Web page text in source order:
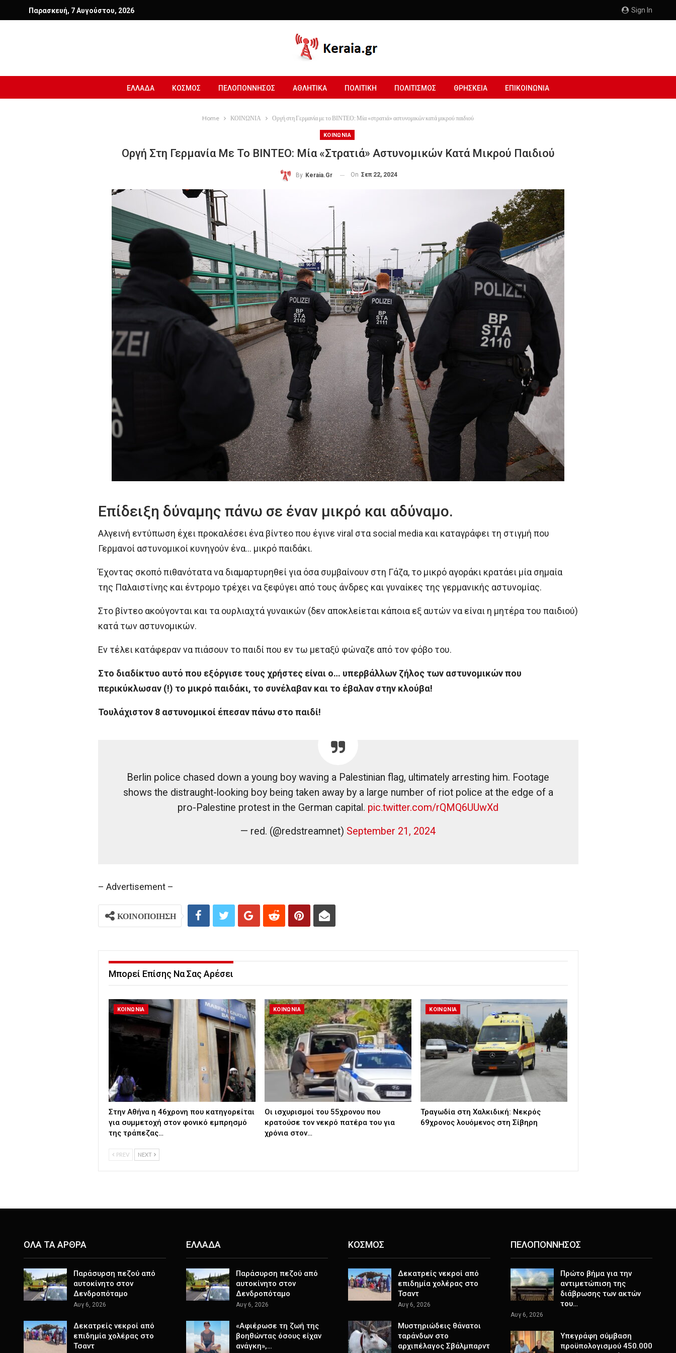
Sign In
Παρασκευή, 7 Αυγούστου, 2026
ΕΛΛΑΔΑ ΚΟΣΜΟΣ ΠΕΛΟΠΟΝΝΗΣΟΣ ΑΘΛΗΤΙΚΑ ΠΟΛΙΤΙΚΗ ΠΟΛΙΤΙΣΜΟΣ ΘΡΗΣΚΕΙΑ ΕΠΙΚΟΙΝΩΝΙΑ
Home ΚΟΙΝΩΝΙΑ Οργή στη Γερμανία με το ΒΙΝΤΕΟ: Μία «στρατιά» αστυνομικών κατά μικρού παιδιού
ΚΟΙΝΩΝΙΑ
Οργή Στη Γερμανία Με Το ΒΙΝΤΕΟ: Μία «στρατιά» Αστυνομικών Κατά Μικρού Παιδιού
By Keraia.gr On Σεπ 22, 2024
Επίδειξη δύναμης πάνω σε έναν μικρό και αδύναμο.
Αλγεινή εντύπωση έχει προκαλέσει ένα βίντεο που έγινε viral στα social media και καταγράφει τη στιγμή που
Γερμανοί αστυνομικοί κυνηγούν ένα… μικρό παιδάκι.
Έχοντας σκοπό πιθανότατα να διαμαρτυρηθεί για όσα συμβαίνουν στη Γάζα, το μικρό αγοράκι κρατάει μία σημαία
της Παλαιστίνης και έντρομο τρέχει να ξεφύγει από τους άνδρες και γυναίκες της γερμανικής αστυνομίας.
Στο βίντεο ακούγονται και τα ουρλιαχτά γυναικών (δεν αποκλείεται κάποια εξ αυτών να είναι η μητέρα του παιδιού)
κατά των αστυνομικών.
Εν τέλει κατάφεραν να πιάσουν το παιδί που εν τω μεταξύ φώναζε από τον φόβο του.
Στο διαδίκτυο αυτό που εξόργισε τους χρήστες είναι ο… υπερβάλλων ζήλος των αστυνομικών που
περικύκλωσαν (!) το μικρό παιδάκι, το συνέλαβαν και το έβαλαν στην κλούβα!
Τουλάχιστον 8 αστυνομικοί έπεσαν πάνω στο παιδί!
Berlin police chased down a young boy waving a Palestinian flag, ultimately arresting him. Footage
shows the distraught-looking boy being taken away by a large number of riot police at the edge of a
pro-Palestine protest in the German capital. pic.twitter.com/rQMQ6UUwXd
— red. (@redstreamnet) September 21, 2024
– Advertisement –
ΚΟΙΝΟΠΟΙΗΣΗ
Μπορεί Επίσης Να Σας Αρέσει
ΚΟΙΝΩΝΙΑ
Στην Αθήνα η 46χρονη που κατηγορείται
για συμμετοχή στον φονικό εμπρησμό
της τράπεζας…
ΚΟΙΝΩΝΙΑ
Οι ισχυρισμοί του 55χρονου που
κρατούσε τον νεκρό πατέρα του για
χρόνια στον…
ΚΟΙΝΩΝΙΑ
Τραγωδία στη Χαλκιδική: Νεκρός
69χρονος λουόμενος στη Σίβηρη
PREV NEXT
ΟΛΑ ΤΑ ΑΡΘΡΑ
Παράσυρση πεζού από
αυτοκίνητο στον
Δενδροπόταμο
Αυγ 6, 2026
Δεκατρείς νεκροί από
επιδημία χολέρας στο
Τσαντ
ΕΛΛΑΔΑ
Παράσυρση πεζού από
αυτοκίνητο στον
Δενδροπόταμο
Αυγ 6, 2026
«Αφιέρωσε τη ζωή της
βοηθώντας όσους είχαν
ανάγκη»,…
ΚΟΣΜΟΣ
Δεκατρείς νεκροί από
επιδημία χολέρας στο
Τσαντ
Αυγ 6, 2026
Μυστηριώδεις θάνατοι
ταράνδων στο
αρχιπέλαγος Σβάλμπαρντ
ΠΕΛΟΠΟΝΝΗΣΟΣ
Πρώτο βήμα για την
αντιμετώπιση της
διάβρωσης των ακτών
του…
Αυγ 6, 2026
Υπεγράφη σύμβαση
προϋπολογισμού 450.000